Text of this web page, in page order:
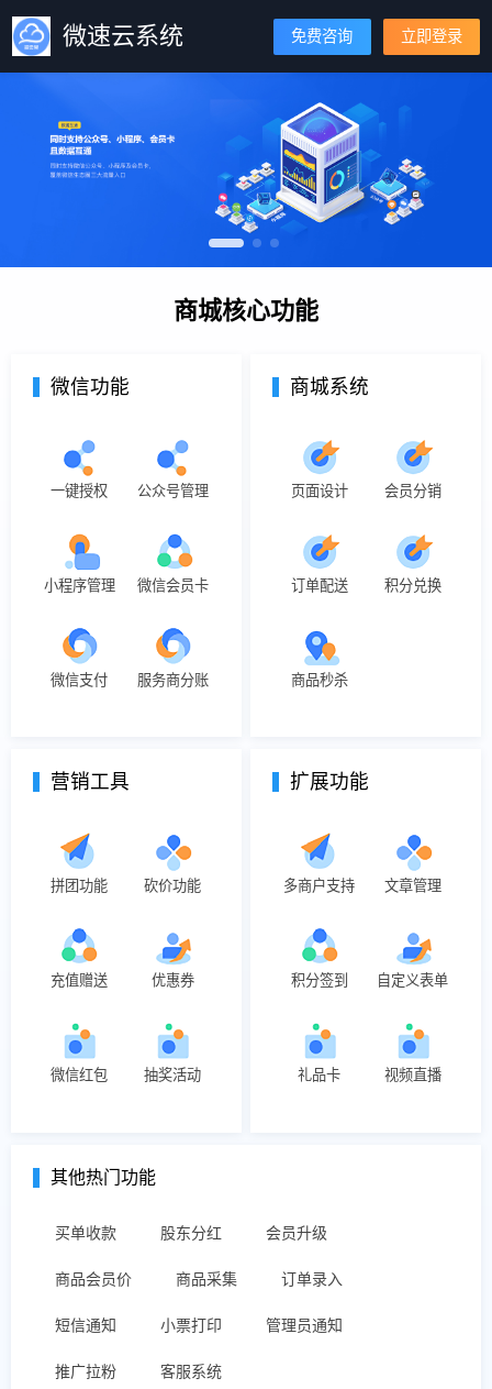
微速云系统 免费咨询 立即登录
商城核心功能
微信功能
一键授权 公众号管理
小程序管理 微信会员卡
微信支付 服务商分账
商城系统
页面设计 会员分销
订单配送 积分兑换
商品秒杀
营销工具
拼团功能 砍价功能
充值赠送 优惠券
微信红包 抽奖活动
扩展功能
多商户支持 文章管理
积分签到 自定义表单
礼品卡 视频直播
其他热门功能
买单收款 股东分红 会员升级
商品会员价 商品采集 订单录入
短信通知 小票打印 管理员通知
推广拉粉 客服系统